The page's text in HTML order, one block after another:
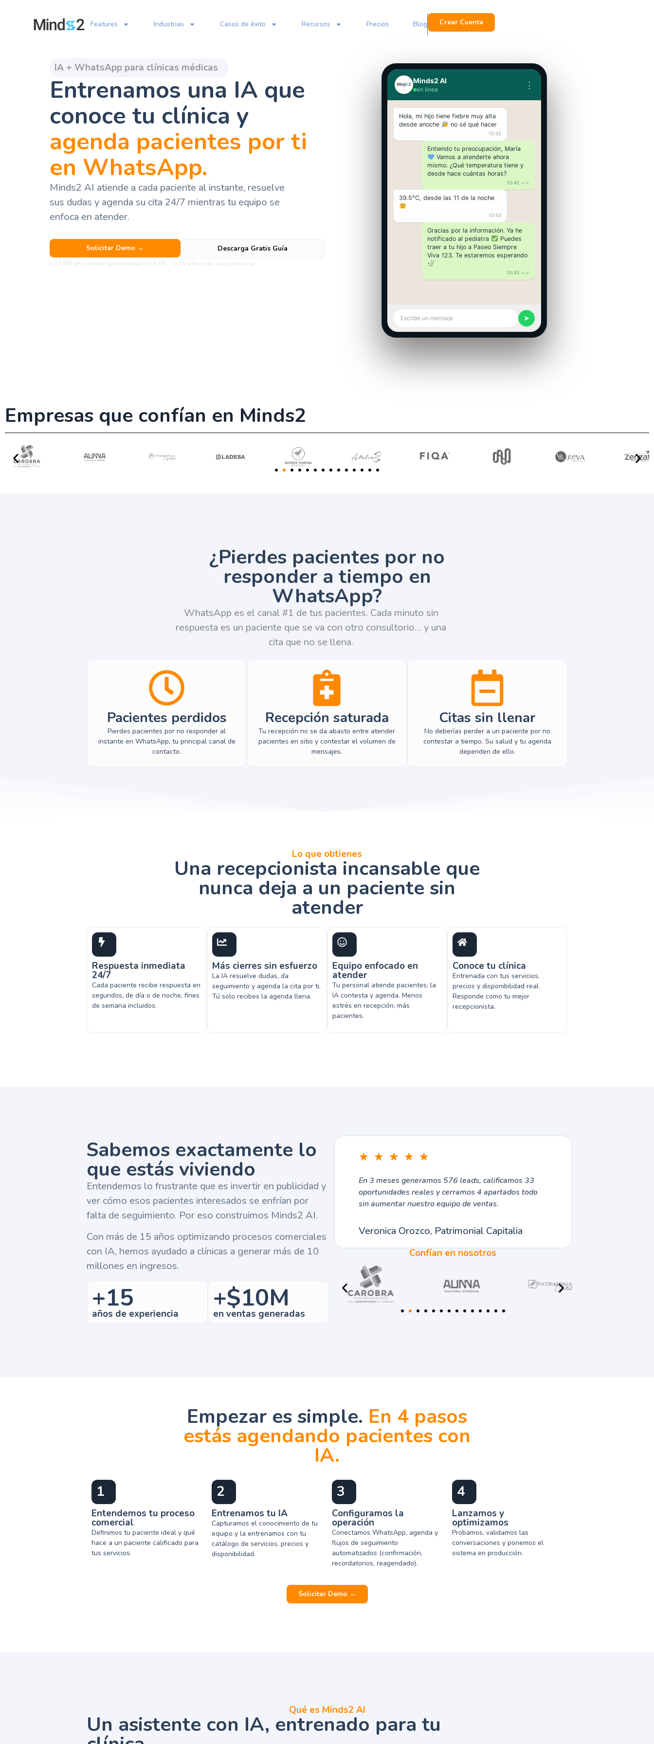
Features Industrias Casos de éxito Recursos Precios Blog Crear Cuenta
IA + WhatsApp para clínicas médicas
Entrenamos una IA que
conoce tu clínica y
agenda pacientes por ti
en WhatsApp.
Minds2 AI atiende a cada paciente al instante, resuelve
sus dudas y agenda su cita 24/7 mientras tu equipo se
enfoca en atender.
Solicitar Demo →
Descarga Gratis Guía
+$10M en ventas generadas con IA
+15 años de experiencia
Minds2 AI
en línea ⋮
Hola, mi hijo tiene fiebre muy alta
desde anoche
no sé qué hacer
10:42
Entiendo tu preocupación, María
Vamos a atenderte ahora
mismo. ¿Qué temperatura tiene y
desde hace cuántas horas?
10:42 ✓✓
39.5°C, desde las 11 de la noche
10:43
Gracias por la información. Ya he
notificado al pediatra
Puedes
traer a tu hijo a Paseo Siempre
Viva 123. Te estaremos esperando
10:43 ✓✓
Escribe un mensaje ➤
Empresas que confían en Minds2
¿Pierdes pacientes por no
responder a tiempo en
WhatsApp?
WhatsApp es el canal #1 de tus pacientes. Cada minuto sin
respuesta es un paciente que se va con otro consultorio… y una
cita que no se llena.
Pacientes perdidos
Pierdes pacientes por no responder al
instante en WhatsApp, tu principal canal de
contacto.
Recepción saturada
Tu recepción no se da abasto entre atender
pacientes en sitio y contestar el volumen de
mensajes.
Citas sin llenar
No deberías perder a un paciente por no
contestar a tiempo. Su salud y tu agenda
dependen de ello.
Lo que obtienes
Una recepcionista incansable que
nunca deja a un paciente sin
atender
Respuesta inmediata
24/7
Cada paciente recibe respuesta en
segundos, de día o de noche, fines
de semana incluidos.
Más cierres sin esfuerzo
La IA resuelve dudas, da
seguimiento y agenda la cita por ti.
Tú solo recibes la agenda llena.
Equipo enfocado en
atender
Tu personal atiende pacientes; la
IA contesta y agenda. Menos
estrés en recepción, más
pacientes.
Conoce tu clínica
Entrenada con tus servicios,
precios y disponibilidad real.
Responde como tu mejor
recepcionista.
Sabemos exactamente lo
que estás viviendo
Entendemos lo frustrante que es invertir en publicidad y
ver cómo esos pacientes interesados se enfrían por
falta de seguimiento. Por eso construimos Minds2 AI.
Con más de 15 años optimizando procesos comerciales
con IA, hemos ayudado a clínicas a generar más de 10
millones en ingresos.
+15
años de experiencia +$10M
en ventas generadas
☆ ☆ ☆ ☆ ☆
En 3 meses generamos 576 leads, calificamos 33
oportunidades reales y cerramos 4 apartados todo
sin aumentar nuestro equipo de ventas.
Veronica Orozco, Patrimonial Capitalia
Confían en nosotros
Empezar es simple. En 4 pasos
estás agendando pacientes con
IA.
1
Entendemos tu proceso
comercial
Definimos tu paciente ideal y qué
hace a un paciente calificado para
tus servicios.
2
Entrenamos tu IA
Capturamos el conocimiento de tu
equipo y la entrenamos con tu
catálogo de servicios, precios y
disponibilidad.
3
Configuramos la
operación
Conectamos WhatsApp, agenda y
flujos de seguimiento
automatizados (confirmación,
recordatorios, reagendado).
4
Lanzamos y
optimizamos
Probamos, validamos las
conversaciones y ponemos el
sistema en producción.
Solicitar Demo →
Qué es Minds2 AI
Un asistente con IA, entrenado para tu